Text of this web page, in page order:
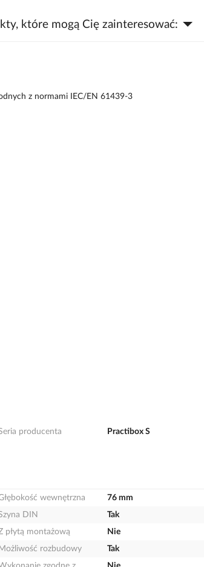
które mogą Cię zainteresować:
z normami IEC/EN 61439-3
producenta Practibox S
wewnętrzna
76 mm
DIN
Tak
płytą montażową
Nie
Możliwość rozbudowy
Tak